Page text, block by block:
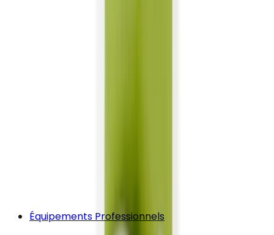
Équipements Professionnels